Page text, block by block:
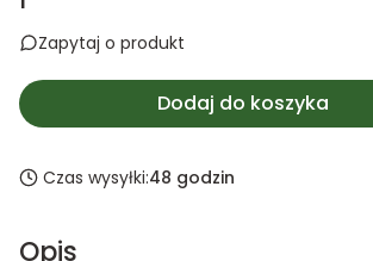
Zapytaj o produkt
Dodaj do koszyka
Czas wysyłki:48 godzin
Opis